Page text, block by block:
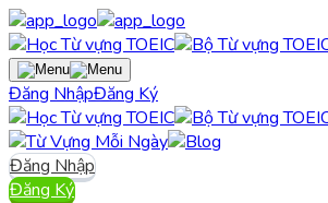
Đăng NhậpĐăng Ký
Đăng Nhập
Đăng Ký